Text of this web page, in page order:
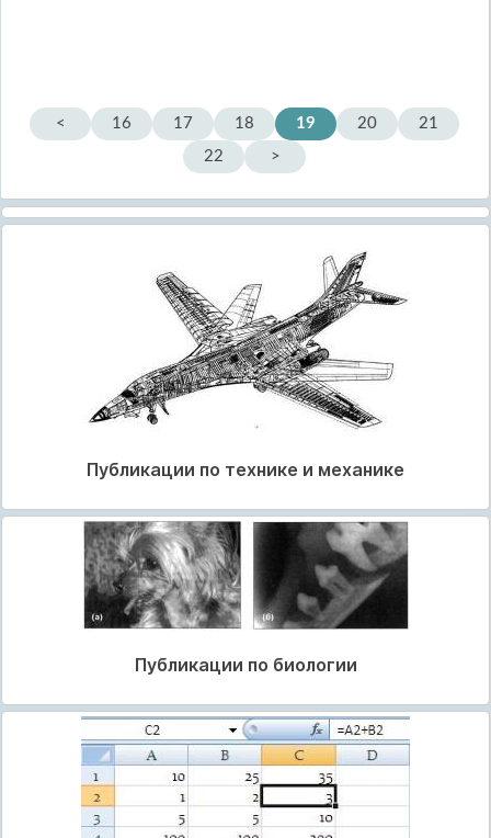
< 16 17 18 19 20
21
22
>
Публикации по технике и механике
Публикации по биологии